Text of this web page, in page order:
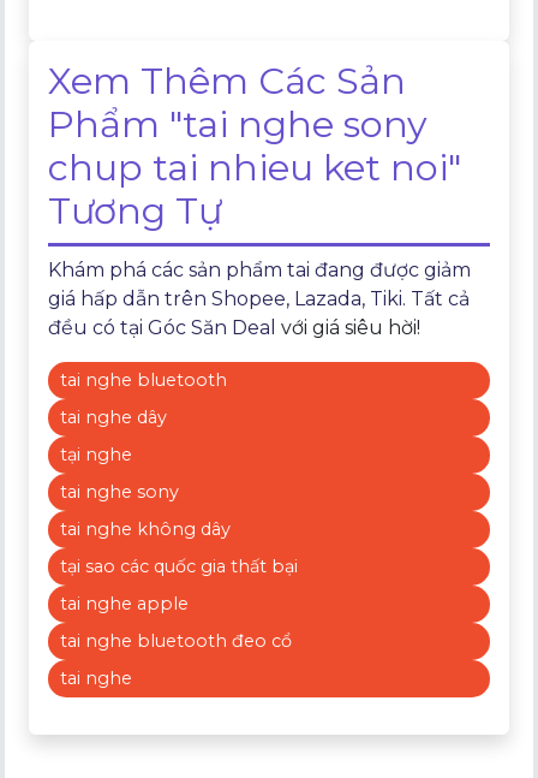
Xem Thêm Các Sản
Phẩm "tai nghe sony
chup tai nhieu ket noi"
Tương Tự
Khám phá các sản phẩm tai đang được giảm
giá hấp dẫn trên Shopee, Lazada, Tiki. Tất cả
đều có tạiGóc Săn Deal với giá siêu hời!
tai nghe bluetooth
tai nghe dây
tại nghe
tai nghe sony
tai nghe không dây
tại sao các quốc gia thất bại
tai nghe apple
tai nghe bluetooth đeo cổ
tai nghe